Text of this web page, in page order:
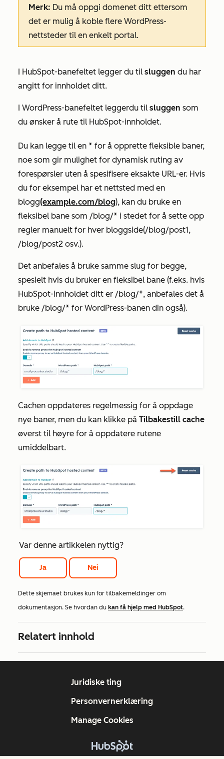
Merk: Du må oppgi domenet ditt ettersom
det er mulig å koble flere WordPress-
nettsteder til en enkelt portal.
HubSpot-banefeltet legger du til sluggen du har
angitt for innholdet ditt.
WordPress-banefeltet leggerdu til sluggen som
du ønsker å rute til HubSpot-innholdet.
Du kan legge til en * for å opprette fleksible baner,
noe som gir mulighet for dynamisk ruting av
forespørsler uten å spesifisere eksakte URL-er. Hvis
du for eksempel har et nettsted med en
blogg(example.com/blog), kan du bruke en
fleksibel bane som /blog/* i stedet for å sette opp
regler manuelt for hver bloggside(/blog/post1 ,
/blog/post2 osv.).
Det anbefales å bruke samme slug for begge,
spesielt hvis du bruker en fleksibel bane (f.eks. hvis
HubSpot-innholdet ditt er /blog/*, anbefales det å
bruke /blog/* for WordPress-banen din også).
Cachen oppdateres regelmessig for å oppdage
nye baner, men du kan klikke på Tilbakestill cache
øverst til høyre for å oppdatere rutene
umiddelbart.
Var denne artikkelen nyttig?
Ja Nei
Dette skjemaet brukes kun for tilbakemeldinger om
dokumentasjon. Se hvordan du kan få hjelp med HubSpot.
Relatert innhold
Juridiske ting
Personvernerklæring
Manage Cookies